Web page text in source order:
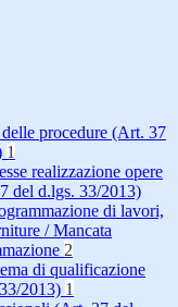
procedure (Art. 37
1
realizzazione opere
del d.lgs. 33/2013)
di lavori,
/ Mancata
2
di qualificazione
2013) 1